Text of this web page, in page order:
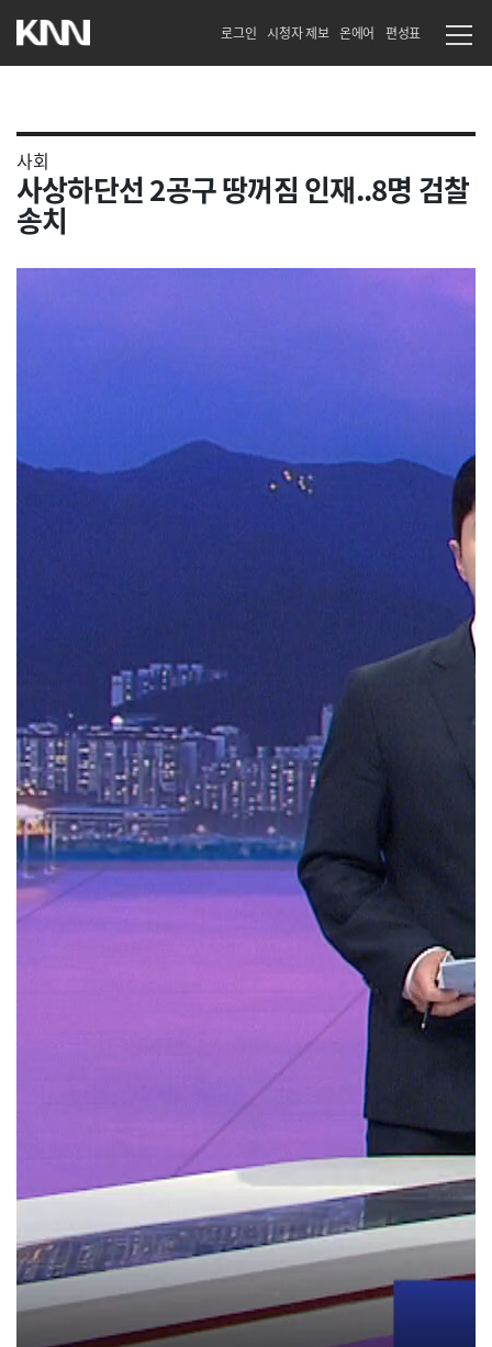
로그인 시청자 제보 온에어 편성표
사회
사상하단선 2공구 땅꺼짐 인재..8명 검찰
송치